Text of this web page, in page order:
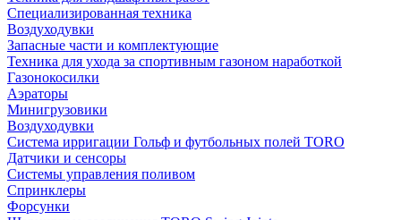
Специализированная техника
Воздуходувки
Запасные части и комплектующие
Техника для ухода за спортивным газоном наработкой
Газонокосилки
Аэраторы
Минигрузовики
Воздуходувки
Система ирригации Гольф и футбольных полей TORO
Датчики и сенсоры
Системы управления поливом
Спринклеры
Форсунки